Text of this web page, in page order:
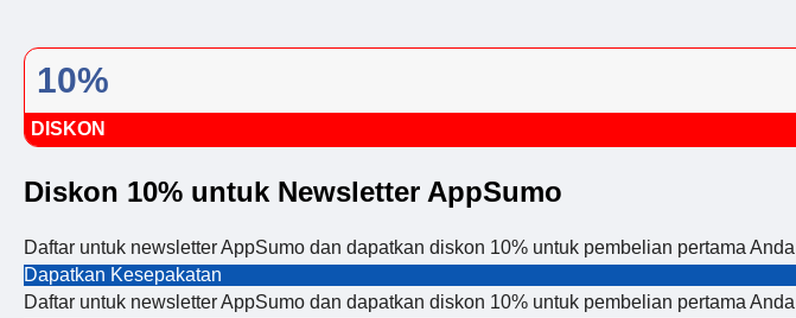
10%
DISKON
Diskon 10% untuk Newsletter AppSumo
Daftar untuk newsletter AppSumo dan dapatkan diskon 10% untuk pembelian pertama Anda
Dapatkan Kesepakatan
Daftar untuk newsletter AppSumo dan dapatkan diskon 10% untuk pembelian pertama Anda